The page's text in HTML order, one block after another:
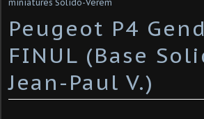
miniatures Solido-Verem
Peugeot P4
FINUL (Base
Jean-Paul V.)